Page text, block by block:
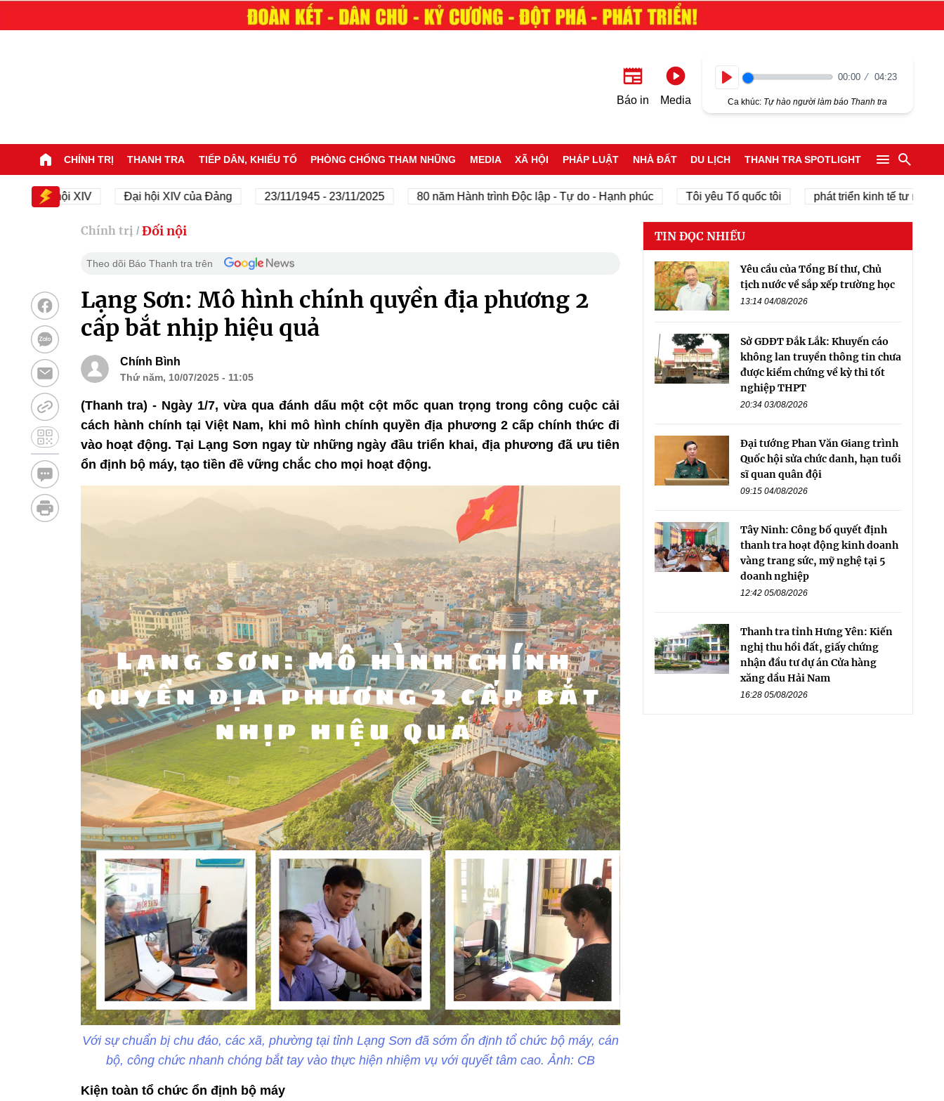
Báo in Media
00:00 04:23
Ca khúc: Tự hào người làm báo Thanh tra
CHÍNH TRỊ THANH TRA TIẾP DÂN, KHIẾU TỐ PHÒNG CHỐNG THAM NHŨNG MEDIA XÃ HỘI PHÁP LUẬT NHÀ ĐẤT DU LỊCH THANH TRA SPOTLIGHT
Đại hội XIV Đại hội XIV của Đảng 23/11/1945 - 23/11/2025 80 năm Hành trình Độc lập - Tự do - Hạnh phúc Tôi yêu Tổ quốc tôi phát triển kinh tế tư nhân
Chính trị / Đối nội
Theo dõi Báo Thanh tra trên
Lạng Sơn: Mô hình chính quyền địa phương 2
cấp bắt nhịp hiệu quả
Chính Bình
Thứ năm, 10/07/2025 - 11:05
(Thanh tra) - Ngày 1/7, vừa qua đánh dấu một cột mốc quan trọng trong công cuộc cải
cách hành chính tại Việt Nam, khi mô hình chính quyền địa phương 2 cấp chính thức đi
vào hoạt động. Tại Lạng Sơn ngay từ những ngày đầu triển khai, địa phương đã ưu tiên
ổn định bộ máy, tạo tiền đề vững chắc cho mọi hoạt động.
Với sự chuẩn bị chu đáo, các xã, phường tại tỉnh Lạng Sơn đã sớm ổn định tổ chức bộ máy, cán
bộ, công chức nhanh chóng bắt tay vào thực hiện nhiệm vụ với quyết tâm cao. Ảnh: CB
Kiện toàn tổ chức ổn định bộ máy
TIN ĐỌC NHIỀU
Yêu cầu của Tổng Bí thư, Chủ
tịch nước về sắp xếp trường học
13:14 04/08/2026
Sở GDĐT Đắk Lắk: Khuyến cáo
không lan truyền thông tin chưa
được kiểm chứng về kỳ thi tốt
nghiệp THPT
20:34 03/08/2026
Đại tướng Phan Văn Giang trình
Quốc hội sửa chức danh, hạn tuổi
sĩ quan quân đội
09:15 04/08/2026
Tây Ninh: Công bố quyết định
thanh tra hoạt động kinh doanh
vàng trang sức, mỹ nghệ tại 5
doanh nghiệp
12:42 05/08/2026
Thanh tra tỉnh Hưng Yên: Kiến
nghị thu hồi đất, giấy chứng
nhận đầu tư dự án Cửa hàng
xăng dầu Hải Nam
16:28 05/08/2026